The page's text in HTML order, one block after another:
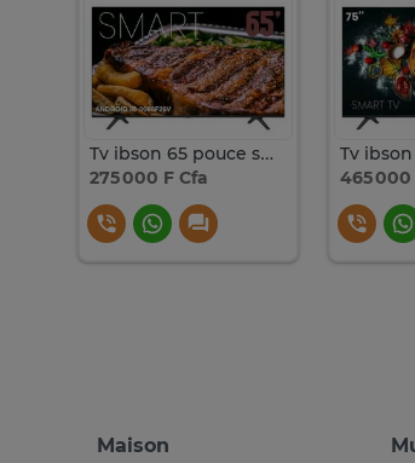
Tv ibson 65 pouce smart tv
275 000 F Cfa
465 000
Maison